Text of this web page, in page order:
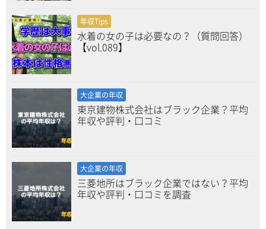
年収Tips
水着の女の子は必要なの？（質問回答）
【vol.089】
大企業の年収
東京建物株式会社はブラック企業？平均
年収や評判・口コミ
大企業の年収
三菱地所はブラック企業ではない？平均
年収や評判・口コミを調査